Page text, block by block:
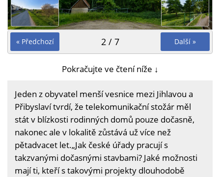
« Předchozí Další »
2 / 7
Pokračujte ve čtení níže ↓
Jeden z obyvatel menší vesnice mezi Jihlavou a
Přibyslaví tvrdí, že telekomunikační stožár měl
stát v blízkosti rodinných domů pouze dočasně,
nakonec ale v lokalitě zůstává už více než
pětadvacet let.„Jak české úřady pracují s
takzvanými dočasnými stavbami? Jaké možnosti
mají ti, kteří s takovými projekty dlouhodobě